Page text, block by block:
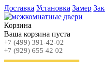
Доставка Установка Замер
Корзина
Ваша корзина пуста
+7 (499) 391-42-02
+7 (929) 655 42 02